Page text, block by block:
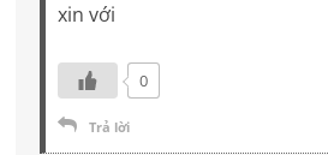
xin với
0
Trả lời